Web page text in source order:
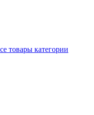
товары категории